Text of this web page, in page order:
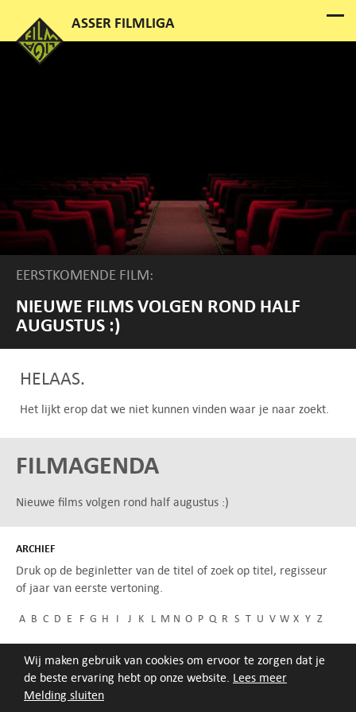
Melding sluiten
Wij maken gebruik van cookies om ervoor te zorgen dat je
de beste ervaring hebt op onze website. Lees meer
EERSTKOMENDE FILM:
NIEUWE FILMS VOLGEN ROND HALF
AUGUSTUS :)
HELAAS.
Het lijkt erop dat we niet kunnen vinden waar je naar zoekt.
FILMAGENDA
Nieuwe films volgen rond half augustus :)
ARCHIEF
Druk op de beginletter van de titel of zoek op titel, regisseur
of jaar van eerste vertoning.
A B C D E F G H I J K L M N O P Q R S T U V W X Y Z